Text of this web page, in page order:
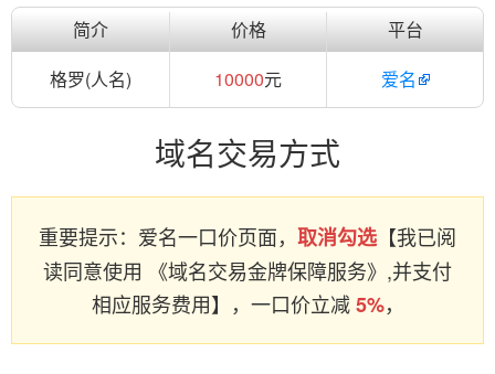
简介 价格
平台
格罗(人名)
10000元 爱名
域名交易方式
重要提示：爱名一口价页面， 取消勾选 【我已阅
读同意使用 《域名交易金牌保障服务》,并支付
相应服务费用】，一口价立减5%，